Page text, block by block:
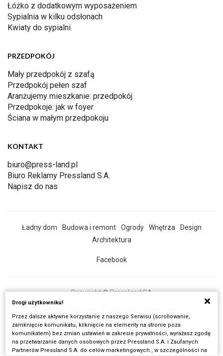
Łóżko z dodatkowym wyposażeniem
Sypialnia w kilku odsłonach
Kwiaty do sypialni
PRZEDPOKÓJ
Mały przedpokój z szafą
Przedpokój pełen szaf
Aranżujemy mieszkanie: przedpokój
Przedpokoje: jak w foyer
Ściana w małym przedpokoju
KONTAKT
biuro@press-land.pl
Biuro Reklamy Pressland S.A.
Napisz do nas
Ładny dom Budowa i remont Ogrody Wnętrza
Design
Architektura
Facebook
Copyright © Pressland SA
Wszystkie artykuły
Realizacja: Fancybox.pl
Drogi użytkowniku!
Przez dalsze aktywne korzystanie z naszego Serwisu (scrollowanie,
zamknięcie komunikatu, kliknięcie na elementy na stronie poza
komunikatem) bez zmian ustawień w zakresie prywatności, wyrażasz zgodę
na przetwarzanie danych osobowych przez Pressland S.A. i Zaufanych
Partnerów Pressland S.A. do celów marketingowych , w szczególności na